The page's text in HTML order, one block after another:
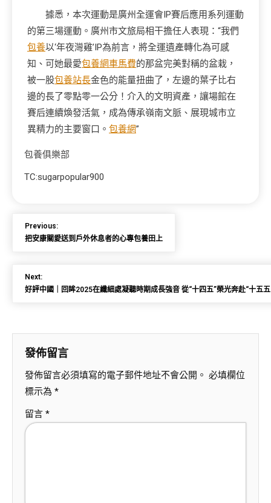
據悉，本次運動是廣州全運會IP賽后應用系列運動
的第三場運動。廣州市文旅局相干擔任人表現：“我們
包養以‘年夜灣雞’IP為前言，將全運遺產轉化為可感
知、可她最愛包養網車馬費的那盆完美對稱的盆栽，
被一股包養站長金色的能量扭曲了，左邊的葉子比右
邊的長了零點零一公分！介入的文明資產，讓場館在
賽后連續煥發活氣，成為傳承嶺南文脈、展現城市立
異精力的主要窗口。 包養網”
包養俱樂部
TC:sugarpopular900
Previous:
把安康關愛送到戶外休息者的心專包養田上
Next:
好評中國｜回眸2025在纖細處凝聽時期成長強音 從“十四五”榮光奔赴“十五
發佈留言
發佈留言必須填寫的電子郵件地址不會公開。 必填欄位
標示為 *
留言 *